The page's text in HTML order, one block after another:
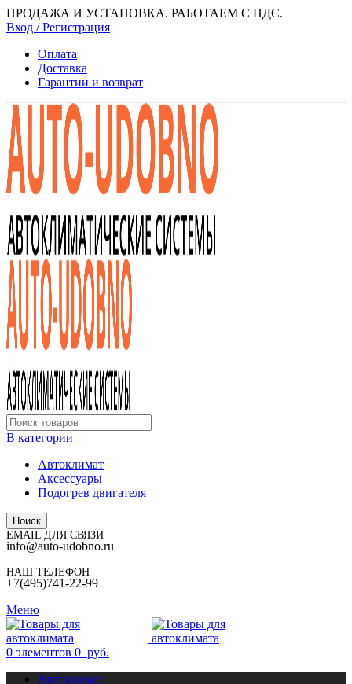
ПРОДАЖА И УСТАНОВКА. РАБОТАЕМ С НДС.
Вход / Регистрация
Оплата
Доставка
Гарантии и возврат
В категории
Автоклимат
Аксессуары
Подогрев двигателя
Поиск
EMAIL ДЛЯ СВЯЗИ
info@auto-udobno.ru
НАШ ТЕЛЕФОН
+7(495)741-22-99
Меню
0 элементов 0 руб.
Автоклимат